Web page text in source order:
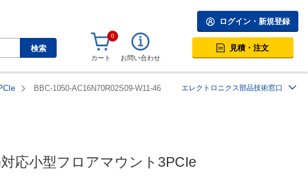
検索
ログイン・新規登録
0
カート お問い合わせ
見積・注文
BBC-1050-AC16N70R02S09-W11-46 エレクトロニクス部品技術窓口
応小型フロアマウント3PCIe